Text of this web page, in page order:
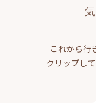
これから行
クリップし